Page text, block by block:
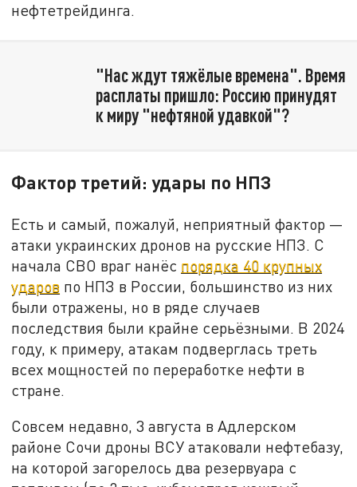
нефтетрейдинга.
"Нас ждут тяжёлые времена". Время
расплаты пришло: Россию принудят
к миру "нефтяной удавкой"?
Фактор третий: удары по НПЗ
Есть и самый, пожалуй, неприятный фактор —
атаки украинских дронов на русские НПЗ. С
начала СВО враг нанёс порядка 40 крупных
ударов по НПЗ в России, большинство из них
были отражены, но в ряде случаев
последствия были крайне серьёзными. В 2024
году, к примеру, атакам подверглась треть
всех мощностей по переработке нефти в
стране.
Совсем недавно, 3 августа в Адлерском
районе Сочи дроны ВСУ атаковали нефтебазу,
на которой загорелось два резервуара с